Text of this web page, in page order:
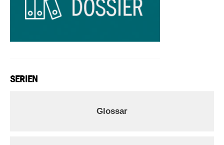
SERIEN
Glossar